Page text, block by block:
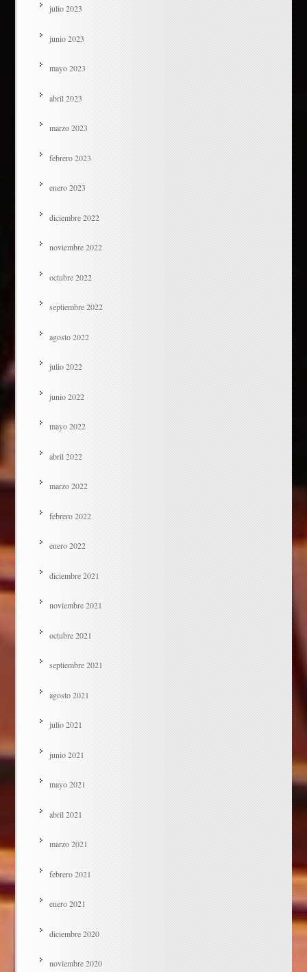
julio 2023
junio 2023
mayo 2023
abril 2023
marzo 2023
febrero 2023
enero 2023
diciembre 2022
noviembre 2022
octubre 2022
septiembre 2022
agosto 2022
julio 2022
junio 2022
mayo 2022
abril 2022
marzo 2022
febrero 2022
enero 2022
diciembre 2021
noviembre 2021
octubre 2021
septiembre 2021
agosto 2021
julio 2021
junio 2021
mayo 2021
abril 2021
marzo 2021
febrero 2021
enero 2021
diciembre 2020
noviembre 2020